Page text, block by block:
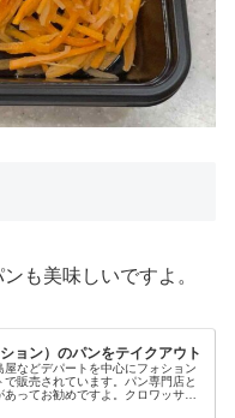
も美味しいですよ。
ョン）のパンをテイクアウト
屋などデパートを中心にフォション
販売されています。パン専門店と
あってお勧めですよ。クロワッサ